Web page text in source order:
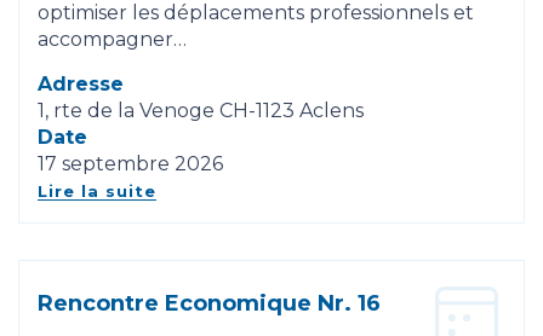
optimiser les déplacements professionnels et
accompagner…
Adresse
1, rte de la Venoge CH-1123 Aclens
Date
17 septembre 2026
Lire la suite
Rencontre Economique Nr. 16